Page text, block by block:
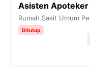
Asisten Apoteker
Rumah Sakit Umum
Ditutup